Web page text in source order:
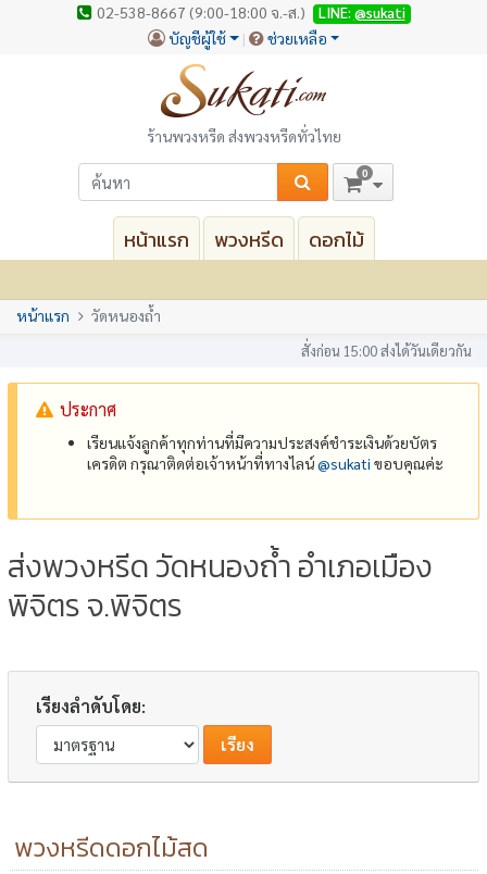
02-538-8667 (9:00-18:00 จ.-ส.) LINE: @sukati
บัญชีผู้ใช้ ช่วยเหลือ
ร้านพวงหรีด ส่งพวงหรีดทั่วไทย
0
หน้าแรก พวงหรีด ดอกไม้
หน้าแรก วัดหนองถ้ำ
สั่งก่อน 15:00 ส่งได้วันเดียวกัน
ประกาศ
เรียนแจ้งลูกค้าทุกท่านที่มีความประสงค์ชำระเงินด้วยบัตร
เครดิต กรุณาติดต่อเจ้าหน้าที่ทางไลน์@‌sukati ขอบคุณค่ะ
ส่งพวงหรีด วัดหนองถ้ำ อำเภอเมือง
พิจิตร จ.พิจิตร
เรียงลำดับโดย:
พวงหรีดดอกไม้สด